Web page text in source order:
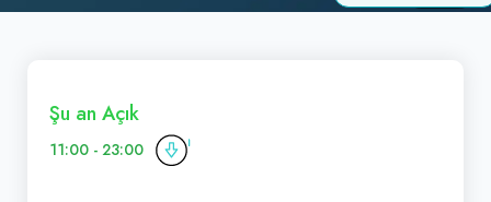
Şu an Açık
11:00 - 23:00